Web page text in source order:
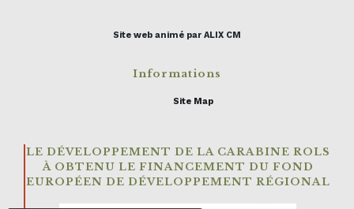
Site web animé par ALIX CM
Informations
Site Map
LE DÉVELOPPEMENT DE LA CARABINE ROLS
À OBTENU LE FINANCEMENT DU FOND
EUROPÉEN DE DÉVELOPPEMENT RÉGIONAL